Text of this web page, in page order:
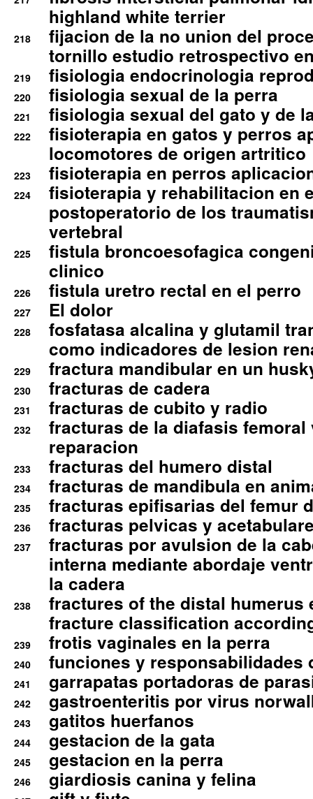
highland white terrier
218
fijacion de la no union del
tornillo estudio retrospectivo
219 fisiologia endocrinologia
220 fisiologia sexual de la perra
221 fisiologia sexual del gato y de
222
fisioterapia en gatos y perros
locomotores de origen artritico
223 fisioterapia en perros
224
fisioterapia y rehabilitacion en
postoperatorio de los
vertebral
225
fistula broncoesofagica
clinico
226 fistula uretro rectal en el perro
227 El dolor
228
fosfatasa alcalina y glutamil
como indicadores de lesion
229 fractura mandibular en un
230 fracturas de cadera
231 fracturas de cubito y radio
232
fracturas de la diafasis
reparacion
233 fracturas del humero distal
234 fracturas de mandibula en
235 fracturas epifisarias del femur
236 fracturas pelvicas y
237
fracturas por avulsion de la
interna mediante abordaje
la cadera
238
fractures of the distal humerus
fracture classification
239 frotis vaginales en la perra
240 funciones y responsabilidades
241 garrapatas portadoras de
242 gastroenteritis por virus
243 gatitos huerfanos
244 gestacion de la gata
245 gestacion en la perra
246 giardiosis canina y felina